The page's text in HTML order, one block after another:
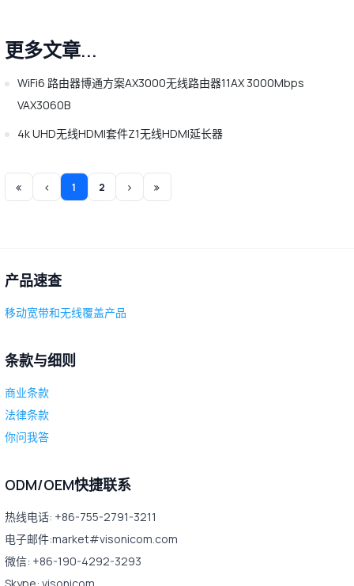
更多文章...
WiFi6 路由器博通方案AX3000无线路由器11AX 3000Mbps
VAX3060B
4k UHD无线HDMI套件Z1无线HDMI延长器
1 2
产品速查
移动宽带和无线覆盖产品
条款与细则
商业条款
法律条款
你问我答
ODM/OEM快捷联系
热线电话: +86-755-2791-3211
电子邮件:market#visonicom.com
微信: +86-190-4292-3293